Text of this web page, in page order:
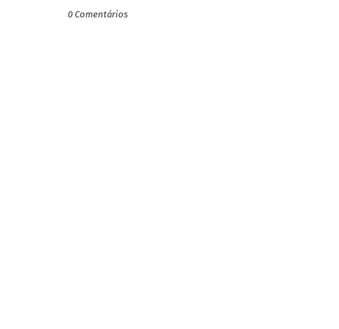
0 Comentários